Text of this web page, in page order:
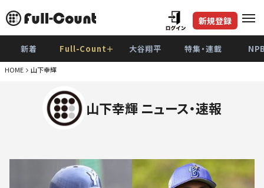
新規登録
新着 Full-Count＋ 大谷翔平 特集・連載
HOME 山下幸輝
山下幸輝 ニュース・速報